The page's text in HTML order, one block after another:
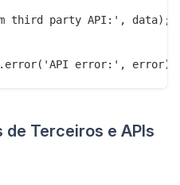
third party API:', data);
Terceiros e APIs